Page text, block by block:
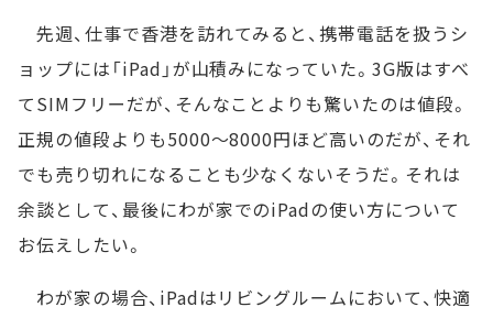
先週、仕事で香港を訪れてみると、携帯電話を扱うシ
ョップには「iPad」が山積みになっていた。3G版はすべ
てSIMフリーだが、そんなことよりも驚いたのは値段。
正規の値段よりも5000～8000円ほど高いのだが、それ
でも売り切れになることも少なくないそうだ。それは
余談として、最後にわが家でのiPadの使い方について
お伝えしたい。
わが家の場合、iPadはリビングルームにおいて、快適